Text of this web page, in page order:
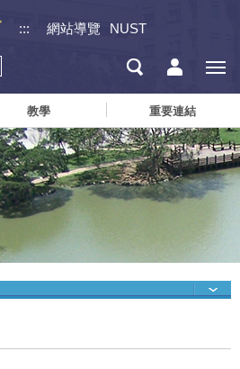
::: 網站導覽 NUST
教學 重要連結